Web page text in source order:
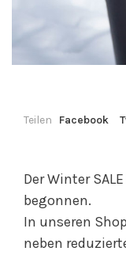
Teilen Facebook
Der Winter
begonnen.
In unseren
neben